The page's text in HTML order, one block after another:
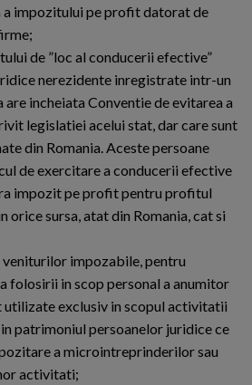
a impozitului pe profit datorat de
de ”loc al conducerii efective”
nerezidente inregistrate intr-un
are incheiata Conventie de evitarea a
legislatiei acelui stat, dar care sunt
din Romania. Aceste persoane
de exercitare a conducerii efective
impozit pe profit pentru profitul
sursa, atat din Romania, cat si
veniturilor impozabile, pentru
folosirii in scop personal a anumitor
utilizate exclusiv in scopul activitatii
patrimoniul persoanelor juridice ce
a microintreprinderilor sau
activitati;